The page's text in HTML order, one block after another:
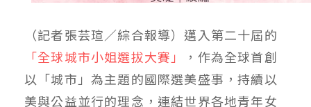
（記者張芸瑄／綜合報導）邁入第二十屆的
「全球城市小姐選拔大賽」
，作為全球首創
以「城市」為主題的國際選美盛事，持續以
美與公益並行的理念，連結世界各地青年女